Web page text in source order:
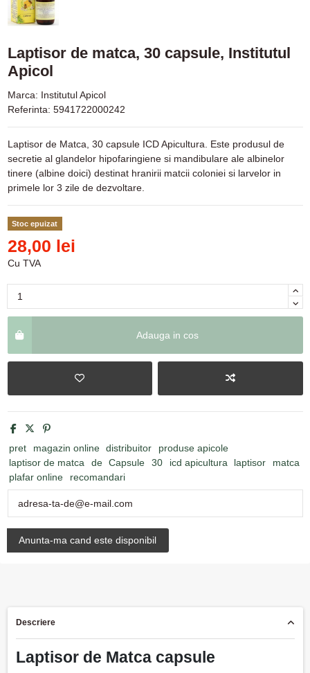
Laptisor de matca, 30 capsule, Institutul
Apicol
Marca: Institutul Apicol
Referinta: 5941722000242
Laptisor de Matca, 30 capsule ICD Apicultura. Este produsul de
secretie al glandelor hipofaringiene si mandibulare ale albinelor
tinere (albine doici) destinat hranirii matcii coloniei si larvelor in
primele lor 3 zile de dezvoltare.
Stoc epuizat
28,00 lei
Cu TVA
Adauga in cos
pret magazin online distribuitor
produse apicole
laptisor de matca
de Capsule 30 icd apicultura laptisor
matca
plafar online
recomandari
Descriere
Laptisor de Matca capsule